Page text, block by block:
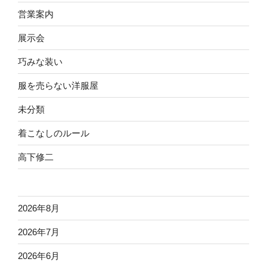
営業案内
展示会
巧みな装い
服を売らない洋服屋
未分類
着こなしのルール
高下修二
2026年8月
2026年7月
2026年6月